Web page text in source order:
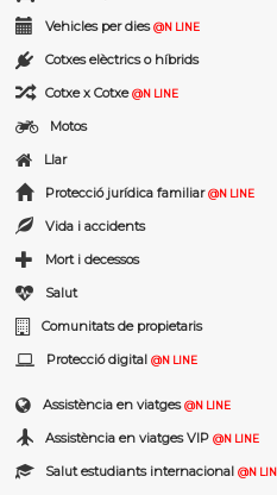
Vehicles per dies@N LINE
Cotxes elèctrics o híbrids
Cotxe x Cotxe@N LINE
Motos
Llar
Protecció jurídica familiar@N LINE
Vida i accidents
Mort i decessos
Salut
Comunitats de propietaris
Protecció digital @N LINE
Assistència en viatges@N LINE
Assistència en viatges VIP @N LINE
Salut estudiants internacional @N